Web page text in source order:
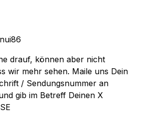
drauf, können aber nicht
wir mehr sehen. Maile uns Dein
/ Sendungsnummer an
gib im Betreff Deinen X